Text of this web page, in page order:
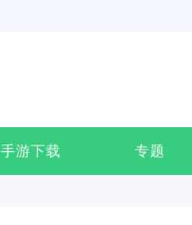
手游下载 专题